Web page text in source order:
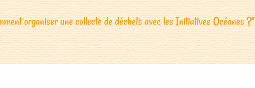
organiser une collecte de déchets avec les Initiatives Océanes ?"